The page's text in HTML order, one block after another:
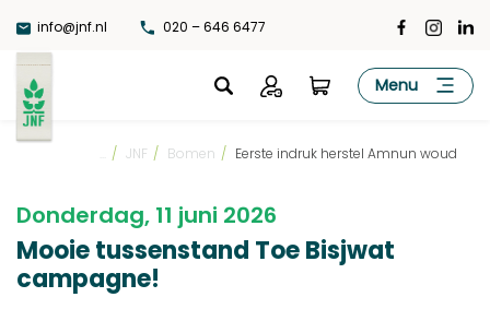
naar
de
inhoud
info@jnf.nl 020 – 646 6477
JNF Menu
/ JNF / Bomen / Eerste indruk herstel Amnun woud
Donderdag, 11 juni 2026
Mooie tussenstand Toe Bisjwat
campagne!